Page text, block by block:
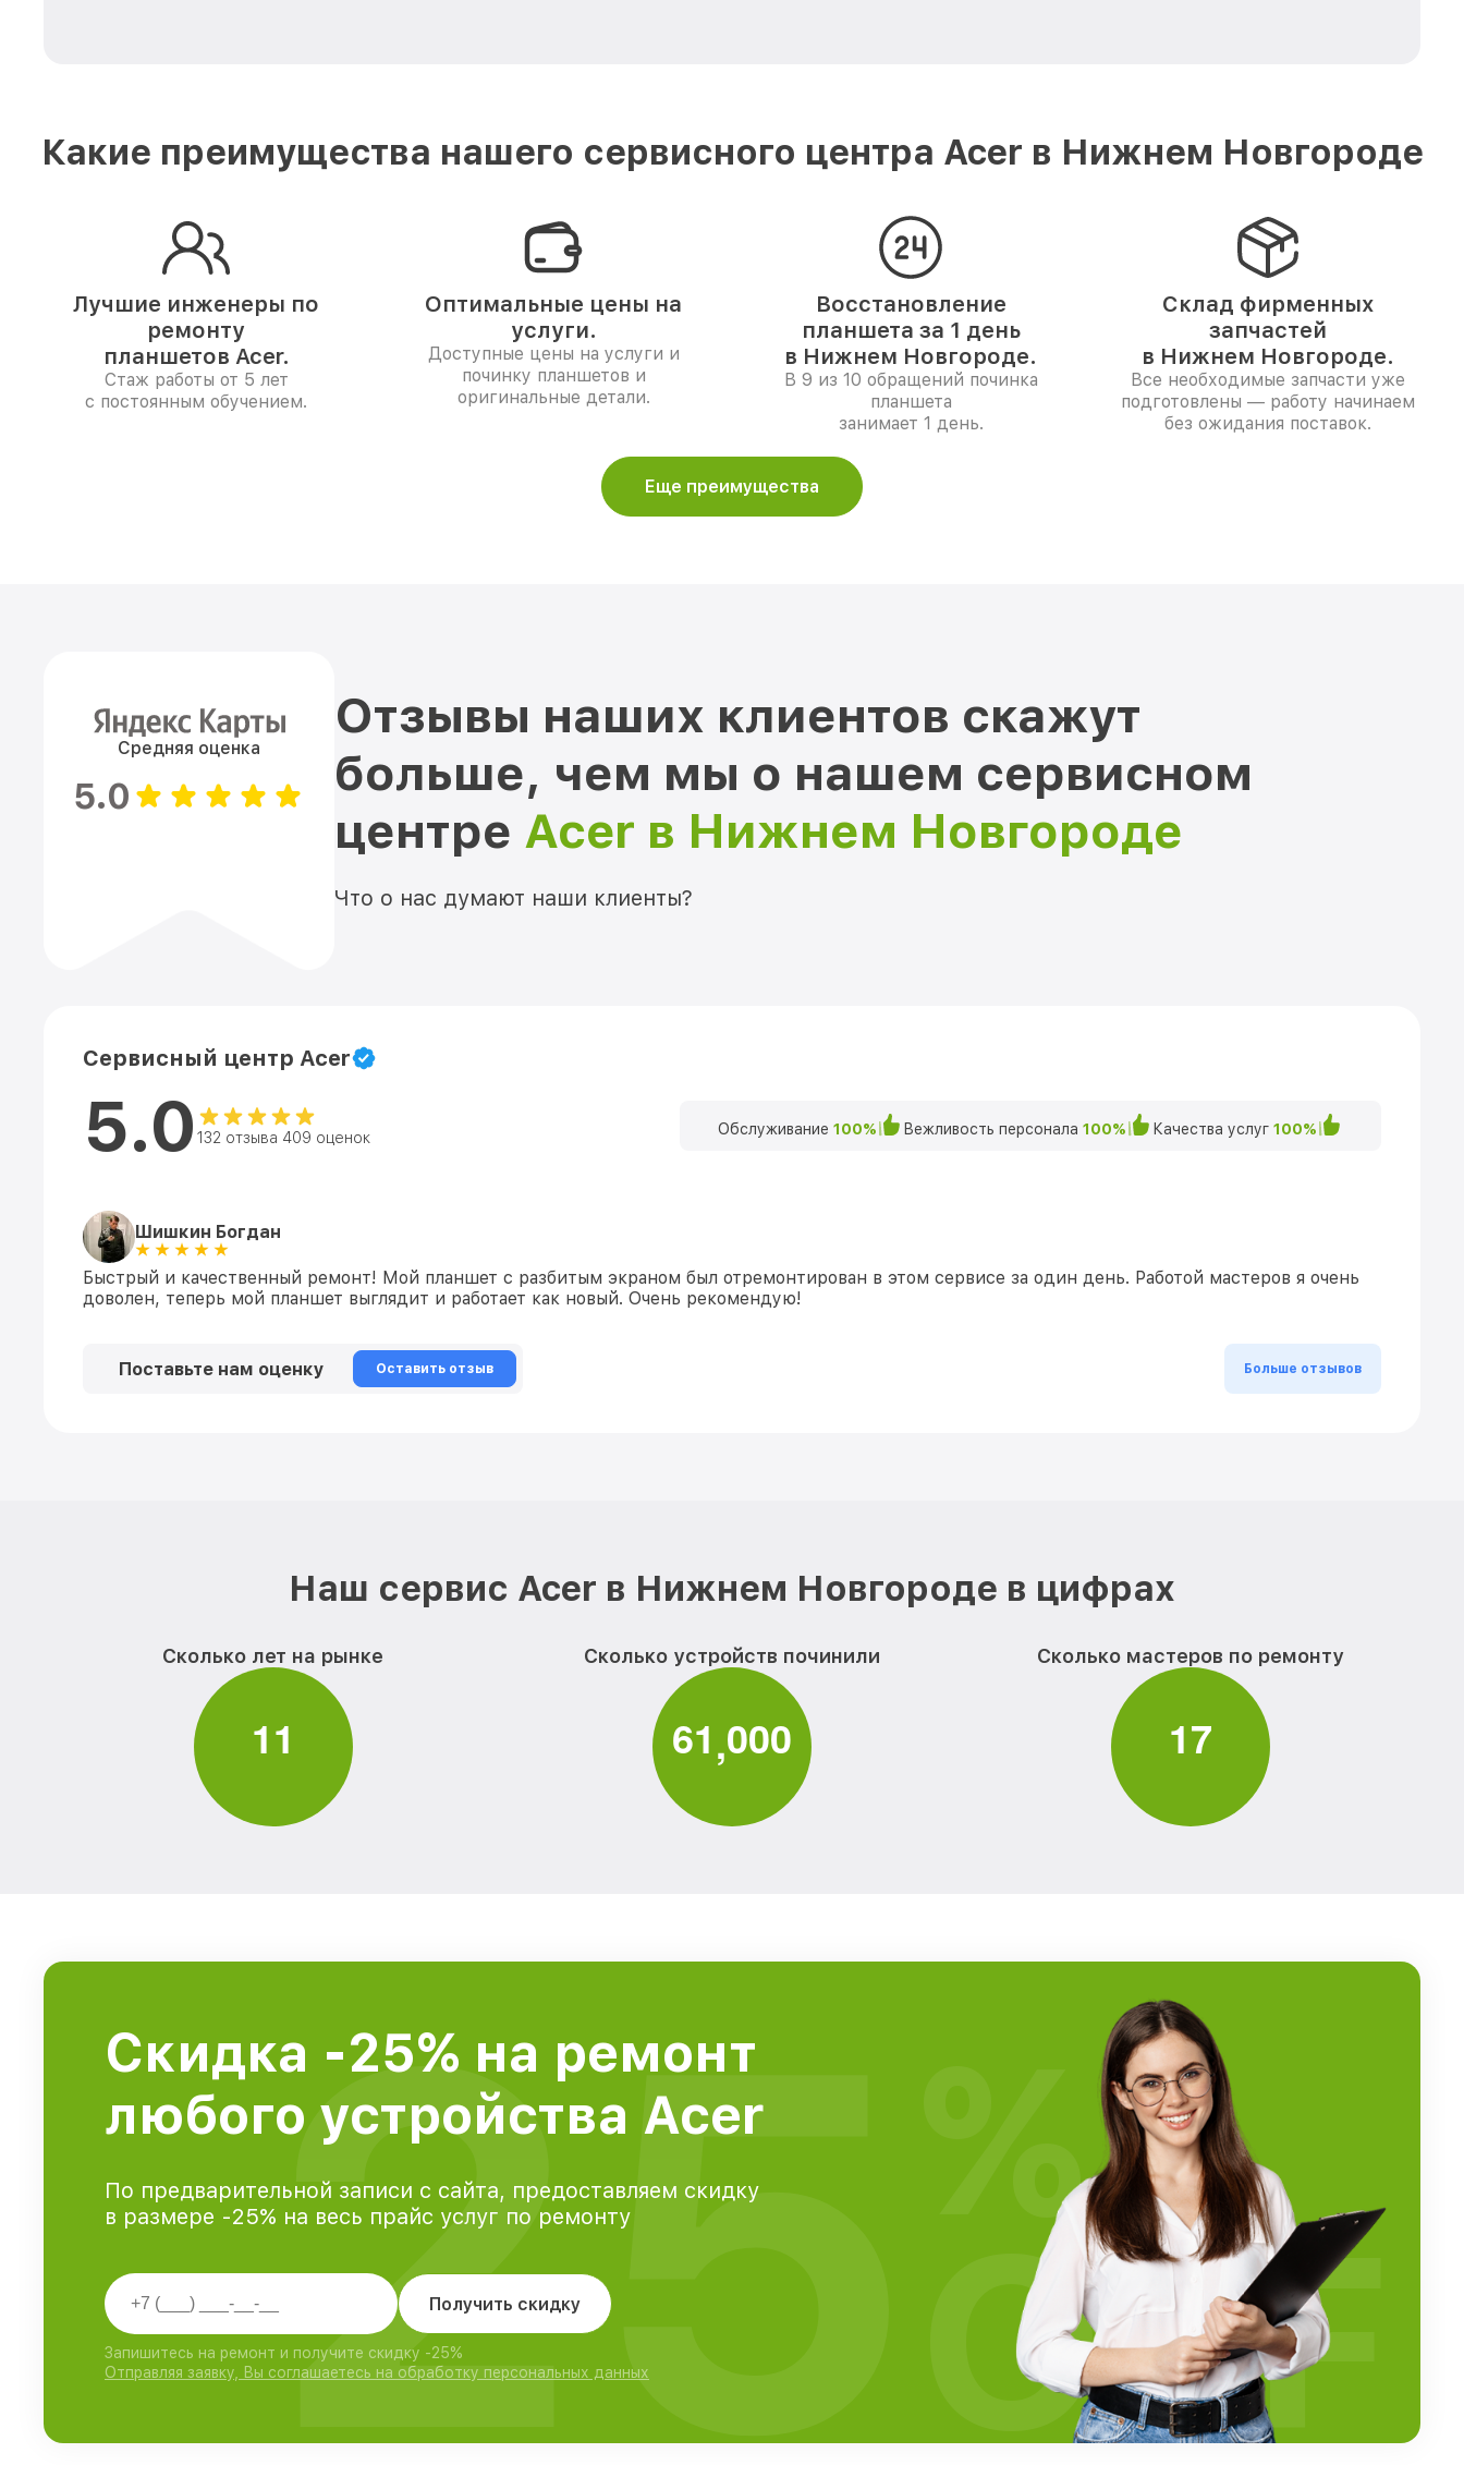
Какие преимущества нашего сервисного центра Acer в Нижнем Новгороде
Лучшие инженеры по
ремонту
планшетов Acer.
Стаж работы от 5 лет
с постоянным обучением.
Оптимальные цены на
услуги.
Доступные цены на услуги и
починку планшетов и
оригинальные детали.
Восстановление
планшета за 1 день
в Нижнем Новгороде.
В 9 из 10 обращений починка
планшета
занимает 1 день.
Склад фирменных
запчастей
в Нижнем Новгороде.
Все необходимые запчасти уже
подготовлены — работу начинаем
без ожидания поставок.
Еще преимущества
Средняя оценка
5.0
Отзывы наших клиентов скажут
больше, чем мы о нашем сервисном
центре Acer в Нижнем Новгороде
Что о нас думают наши клиенты?
Сервисный центр Acer
5.0 132 отзыва 409 оценок Обслуживание 100% Вежливость персонала 100% Качества услуг 100%
Шишкин Богдан
Быстрый и качественный ремонт! Мой планшет с разбитым экраном был отремонтирован в этом сервисе за один день. Работой мастеров я очень
доволен, теперь мой планшет выглядит и работает как новый. Очень рекомендую!
Поставьте нам оценку Оставить отзыв Больше отзывов
Наш сервис Acer в Нижнем Новгороде в цифрах
Сколько лет на рынке
11
Сколько устройств починили
61,000
Сколько мастеров по ремонту
17
Скидка -25% на ремонт
любого устройства Acer
По предварительной записи с сайта, предоставляем скидку
в размере -25% на весь прайс услуг по ремонту
Получить скидку
Запишитесь на ремонт и получите скидку -25%
Отправляя заявку, Вы соглашаетесь на обработку персональных данных
25 %
OFF